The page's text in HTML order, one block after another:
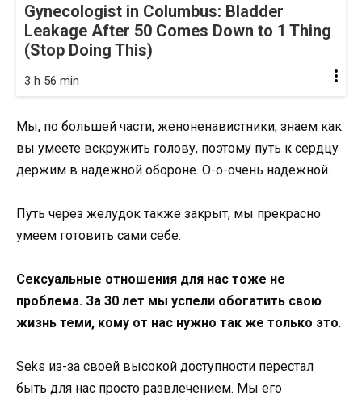
Gynecologist in Columbus: Bladder
Leakage After 50 Comes Down to 1 Thing
(Stop Doing This)
3 h 56 min
Мы, по большей части, женоненавистники, знаем как
вы умеете вскружить голову, поэтому путь к сердцу
держим в надежной обороне. О-о-очень надежной.
Путь через желудок также закрыт, мы прекрасно
умеем готовить сами себе.
Сексуальные отношения для нас тоже не
проблема. За 30 лет мы успели обогатить свою
жизнь теми, кому от нас нужно так же только это.
Seks из-за своей высокой доступности перестал
быть для нас просто развлечением. Мы его